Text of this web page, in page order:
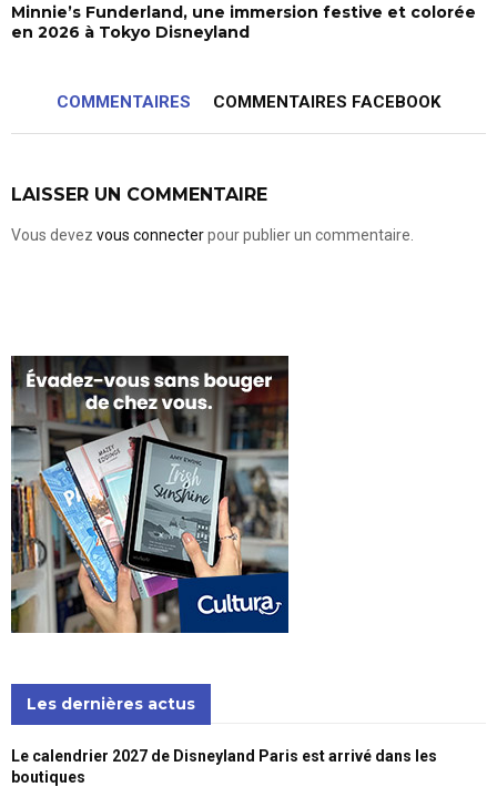
Minnie’s Funderland, une immersion festive et colorée
en 2026 à Tokyo Disneyland
COMMENTAIRES COMMENTAIRES FACEBOOK
LAISSER UN COMMENTAIRE
Vous devez vous connecterpour publier un commentaire.
Les dernières actus
Le calendrier 2027 de Disneyland Paris est arrivé dans les
boutiques